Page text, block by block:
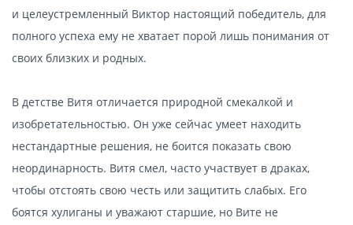
и целеустремленный Виктор настоящий победитель, для
полного успеха ему не хватает порой лишь понимания от
своих близких и родных.
В детстве Витя отличается природной смекалкой и
изобретательностью. Он уже сейчас умеет находить
нестандартные решения, не боится показать свою
неординарность. Витя смел, часто участвует в драках,
чтобы отстоять свою честь или защитить слабых. Его
боятся хулиганы и уважают старшие, но Вите не